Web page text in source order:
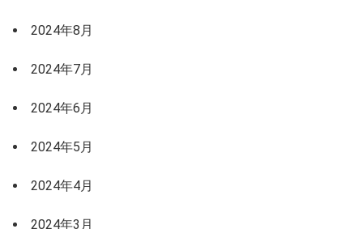
2024年8月
2024年7月
2024年6月
2024年5月
2024年4月
2024年3月